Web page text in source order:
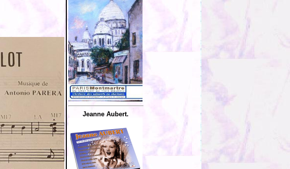
Jeanne Aubert.